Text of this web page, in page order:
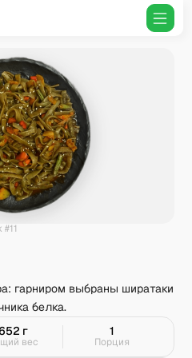
#11
гарниром выбраны ширатаки
белка.
г
вес
1
Порция